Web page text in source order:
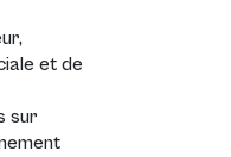
et de
sur